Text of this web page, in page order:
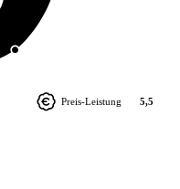
Preis-Leistung 5,5